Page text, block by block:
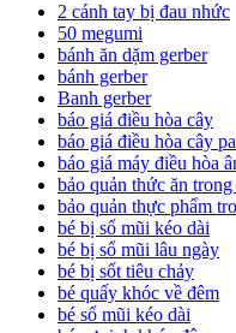
2 cánh tay bị đau nhức
50 megumi
bánh ăn dặm gerber
bánh gerber
Banh gerber
báo giá điều hòa cây
báo giá điều hòa cây
báo giá máy điều hòa
bảo quản thức ăn
bảo quản thực phẩm
bé bị sổ mũi kéo dài
bé bị sổ mũi lâu ngày
bé bị sốt tiêu chảy
bé quấy khóc về đêm
bé sổ mũi kéo dài